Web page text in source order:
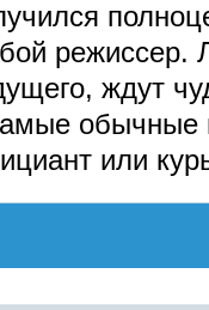
режиссер.
ждут
обычные
или